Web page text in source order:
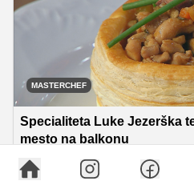
MASTERCHEF
Specialiteta Luke Jezerška
mesto na balkonu
14. 05. 2025 08.40
Miša je v MasterChef kuhinji